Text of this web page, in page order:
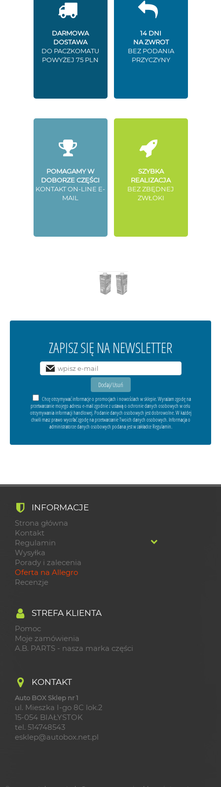
DARMOWA
DOSTAWA
DO PACZKOMATU
POWYŻEJ 75 PLN
14 DNI
NA ZWROT
BEZ PODANIA
PRZYCZYNY
POMAGAMY W
DOBORZE CZĘŚCI
KONTAKT ON-LINE E-
MAIL
SZYBKA
REALIZACJA
BEZ ZBĘDNEJ
ZWŁOKI
ZAPISZ SIĘ NA NEWSLETTER
Chcę otrzymywać informacje o promocjach i nowościach w sklepie. Wyrażam zgodę na
przetwarzanie mojego adresu e-mail zgodnie z ustawą o ochronie danych osobowych w celu
otrzymywania informacji handlowej. Podanie danych osobowych jest dobrowolne. W każdej
chwili masz prawo wycofać zgodę na przetwarzanie Twoich danych osobowych. Informacja o
administratorze danych osobowych podana jest w zakładce Regulamin.
INFORMACJE
Strona główna
Kontakt
Regulamin
Wysyłka
Porady i zalecenia
Oferta na Allegro
Recenzje
STREFA KLIENTA
Pomoc
Moje zamówienia
A.B. PARTS - nasza marka części
KONTAKT
Auto BOX Sklep nr 1
ul. Mieszka I-go 8C lok.2
15-054 BIAŁYSTOK
tel. 514748543
esklep@autobox.net.pl